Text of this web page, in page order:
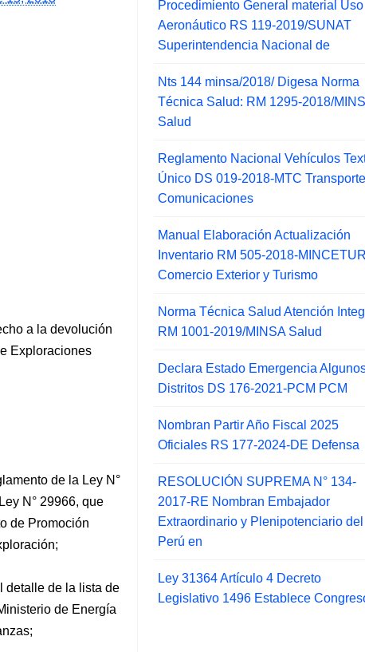
a la devolución
Exploraciones
de la Ley N°
N° 29966, que
de Promoción
detalle de la lista de
de Energía
Procedimiento General material Uso
Aeronáutico RS 119-2019/SUNAT
Superintendencia Nacional de
Nts 144 minsa/2018/ Digesa Norma
Técnica Salud: RM 1295-2018/
Salud
Reglamento Nacional Vehículos
Único DS 019-2018-MTC
Comunicaciones
Manual Elaboración Actualización
Inventario RM 505-2018-MINCETUR
Comercio Exterior y Turismo
Norma Técnica Salud Atención
RM 1001-2019/MINSA Salud
Declara Estado Emergencia
Distritos DS 176-2021-PCM PCM
Nombran Partir Año Fiscal 2025
Oficiales RS 177-2024-DE Defensa
RESOLUCIÓN SUPREMA N° 134-
2017-RE Nombran Embajador
Extraordinario y Plenipotenciario del
Perú en
Ley 31364 Artículo 4 Decreto
Legislativo 1496 Establece